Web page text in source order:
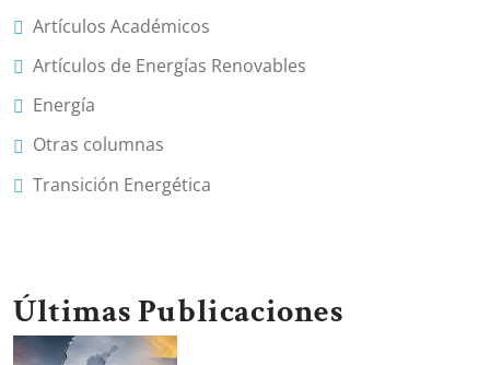
Artículos Académicos
Artículos de Energías Renovables
Energía
Otras columnas
Transición Energética
Últimas Publicaciones